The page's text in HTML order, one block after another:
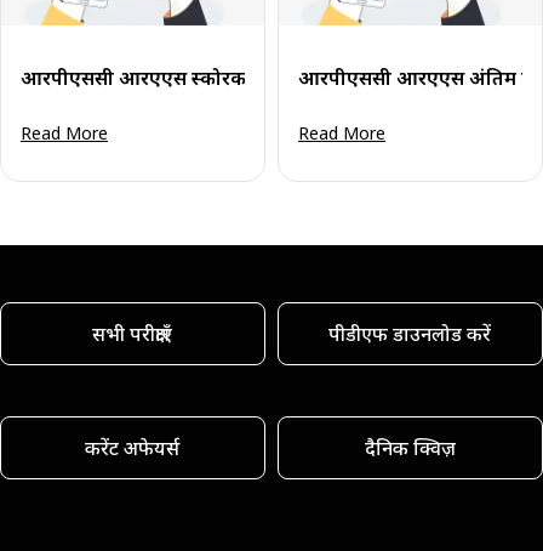
आरपीएससी आरएएस स्कोरकार्ड 2024 मुख्य परीक्षा हेतु: अंक देखें व
Read More
आरपीएससी आरएएस अंतिम
Read More
सभी परीक्षाएँ पीडीएफ डाउनलोड करें
करेंट अफेयर्स दैनिक क्विज़